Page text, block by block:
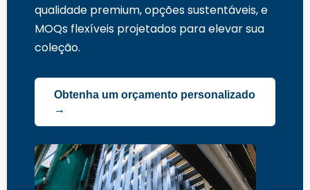
qualidade premium, opções sustentáveis, e
MOQs flexíveis projetados para elevar sua
coleção.
Obtenha um orçamento personalizado
→